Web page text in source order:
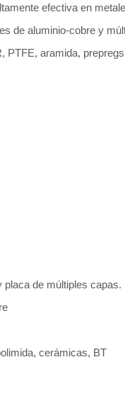
efectiva en
de aluminio-cobre y
PTFE, aramida,
placa de múltiples capas.
cerámicas, BT